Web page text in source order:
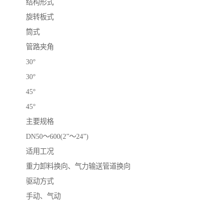
结构形式
旋转板式
筒式
管路夹角
30°
30°
45°
45°
主要规格
DN50～600(2”～24”)
适用工况
重力卸料换向、气力输送管道换向
驱动方式
手动、气动